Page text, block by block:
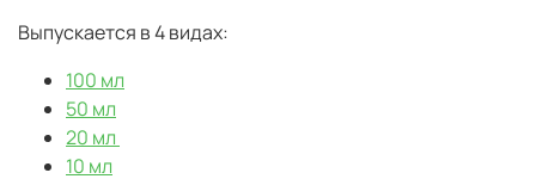
Выпускается в 4 видах:
100 мл
50 мл
20 мл
10 мл